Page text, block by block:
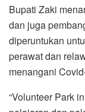
Bupati Zaki
dan juga
diperuntukan
perawat dan
menangani
“Volunteer Park